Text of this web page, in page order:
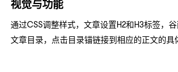
视觉与功能
通过CSS调整样式，文章设置H2和H3标签，
文章目录，点击目录锚链接到相应的正文的具